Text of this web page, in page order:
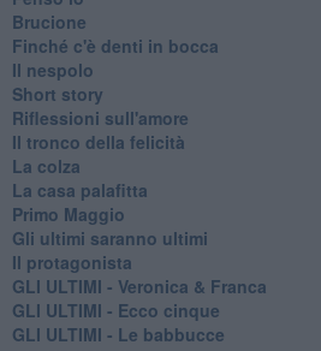
Brucione
Finché c'è denti in bocca
Il nespolo
Short story
Riflessioni sull'amore
Il tronco della felicità
La colza
La casa palafitta
Primo Maggio
Gli ultimi saranno ultimi
Il protagonista
GLI ULTIMI - Veronica & Franca
GLI ULTIMI - Ecco cinque
GLI ULTIMI - Le babbucce